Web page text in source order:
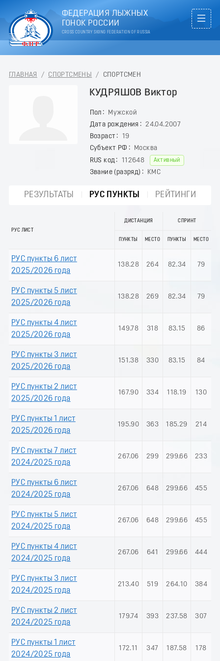
ФЕДЕРАЦИЯ ЛЫЖНЫХ
ГОНОК РОССИИ
CROSS COUNTRY SKIING FEDERATION OF RUSSIA
ГЛАВНАЯ / СПОРТСМЕНЫ / СПОРТСМЕН
КУДРЯШОВ Виктор
Пол
Мужской
Дата рождения
24.04.2007
Возраст
19
Субъект РФ
Москва
RUS код
112648 Активный
Звание (разряд) КМС
РЕЗУЛЬТАТЫ РУС ПУНКТЫ РЕЙТИНГИ
РУС ЛИСТ
ДИСТАНЦИЯ СПРИНТ
ПУНКТЫ МЕСТО ПУНКТЫ МЕСТО
РУС пункты 6 лист
2025/2026 года
138.28 264 82.34 79
РУС пункты 5 лист
2025/2026 года
138.28 269 82.34 79
РУС пункты 4 лист
2025/2026 года
149.78 318 83.15 86
РУС пункты 3 лист
2025/2026 года
151.38 330 83.15 84
РУС пункты 2 лист
2025/2026 года
167.90 334 118.19 130
РУС пункты 1 лист
2025/2026 года
195.90 363 185.29 214
РУС пункты 7 лист
2024/2025 года
267.06 299 299.66 233
РУС пункты 6 лист
2024/2025 года
267.06 648 299.66 455
РУС пункты 5 лист
2024/2025 года
267.06 648 299.66 455
РУС пункты 4 лист
2024/2025 года
267.06 641 299.66 444
РУС пункты 3 лист
2024/2025 года
213.40 519 264.10 384
РУС пункты 2 лист
2024/2025 года
179.74 393 237.58 307
РУС пункты 1 лист
2024/2025 года
172.11 347 187.58 178